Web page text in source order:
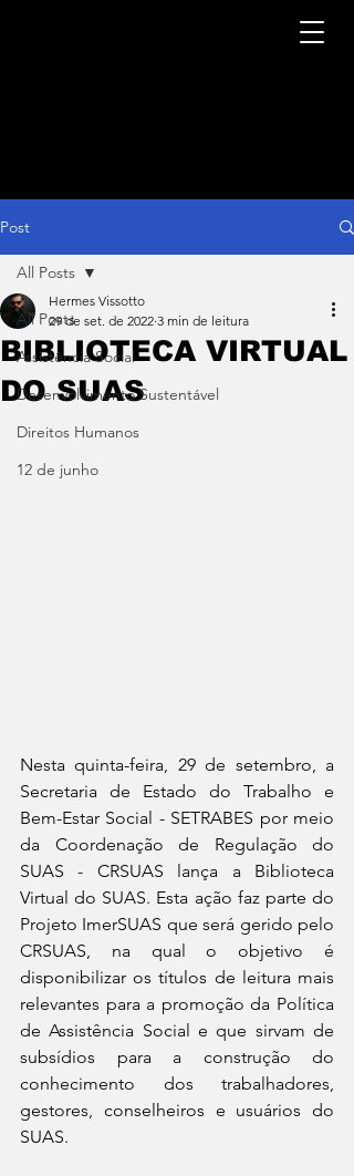
Post
All Posts
Assistência Social
Desenvolvimento Sustentável
Direitos Humanos
12 de junho
All Posts
BIBLIOTECA VIRTUAL
DO SUAS
Hermes Vissotto
29 de set. de 2022 3 min de leitura
Nesta quinta-feira, 29 de setembro, a
Secretaria de Estado do Trabalho e
Bem-Estar Social - SETRABES por meio
da Coordenação de Regulação do
SUAS - CRSUAS lança a Biblioteca
Virtual do SUAS. Esta ação faz parte do
Projeto ImerSUAS que será gerido pelo
CRSUAS, na qual o objetivo é
disponibilizar os títulos de leitura mais
relevantes para a promoção da Política
de Assistência Social e que sirvam de
subsídios para a construção do
conhecimento dos trabalhadores,
gestores, conselheiros e usuários do
SUAS.